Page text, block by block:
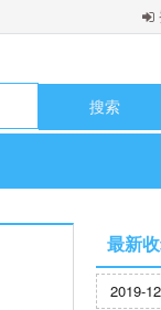
最新
2019-